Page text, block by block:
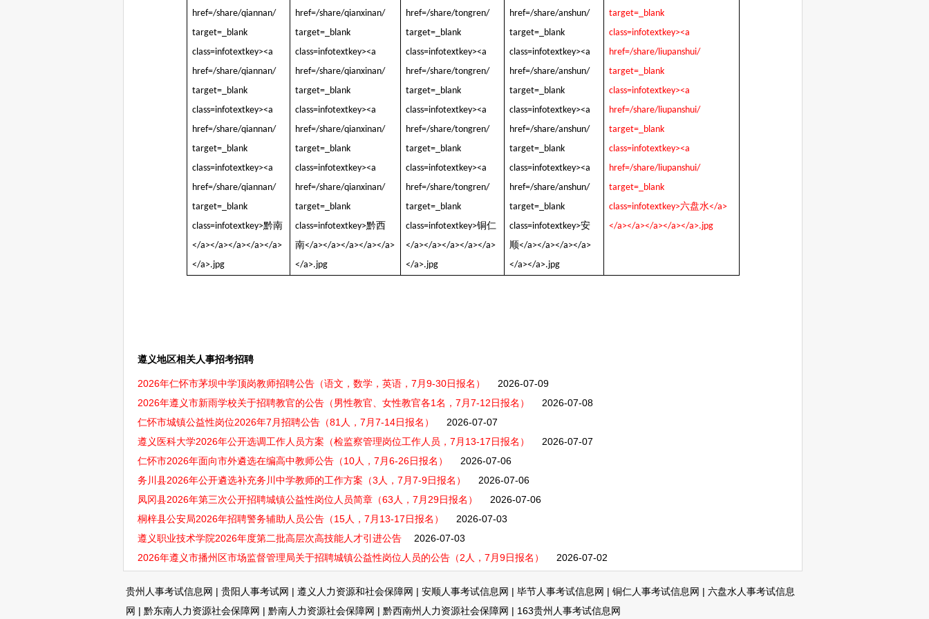
遵义地区相关人事招考招聘
2026年仁怀市茅坝中学顶岗教师招聘公告（语文，数学，英语，7月9-30日报名）
2026-07-09
2026年遵义市新雨学校关于招聘教官的公告（男性教官、女性教官各1名，7月7-12日报名）
2026-07-08
仁怀市城镇公益性岗位2026年7月招聘公告（81人，7月7-14日报名）
2026-07-07
遵义医科大学2026年公开选调工作人员方案（检监察管理岗位工作人员，7月13-17日报名）
2026-07-07
仁怀市2026年面向市外遴选在编高中教师公告（10人，7月6-26日报名）
2026-07-06
务川县2026年公开遴选补充务川中学教师的工作方案（3人，7月7-9日报名）
2026-07-06
凤冈县2026年第三次公开招聘城镇公益性岗位人员简章（63人，7月29日报名）
2026-07-06
桐梓县公安局2026年招聘警务辅助人员公告（15人，7月13-17日报名）
2026-07-03
遵义职业技术学院2026年度第二批高层次高技能人才引进公告
2026-07-03
2026年遵义市播州区市场监督管理局关于招聘城镇公益性岗位人员的公告（2人，7月9日报名）
2026-07-02
贵州人事考试信息网 | 贵阳人事考试网 | 遵义人力资源和社会保障网 | 安顺人事考试信息网 | 毕节人事考试信息网 | 铜仁人事考试信息网 | 六盘水人事考试信息
网 | 黔东南人力资源社会保障网 | 黔南人力资源社会保障网 | 黔西南州人力资源社会保障网 | 163贵州人事考试信息网